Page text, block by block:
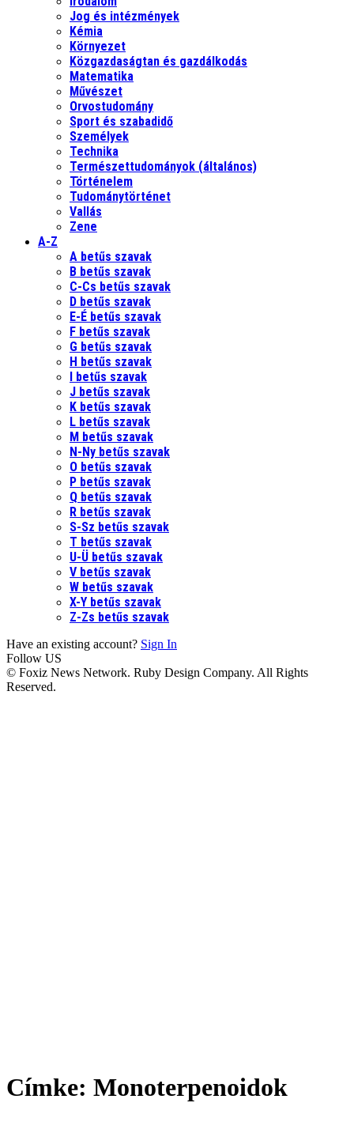
Jog és intézmények
Kémia
Környezet
Közgazdaságtan és gazdálkodás
Matematika
Művészet
Orvostudomány
Sport és szabadidő
Személyek
Technika
Természettudományok (általános)
Történelem
Tudománytörténet
Vallás
Zene
A-Z
A betűs szavak
B betűs szavak
C-Cs betűs szavak
D betűs szavak
E-É betűs szavak
F betűs szavak
G betűs szavak
H betűs szavak
I betűs szavak
J betűs szavak
K betűs szavak
L betűs szavak
M betűs szavak
N-Ny betűs szavak
O betűs szavak
P betűs szavak
Q betűs szavak
R betűs szavak
S-Sz betűs szavak
T betűs szavak
U-Ü betűs szavak
V betűs szavak
W betűs szavak
X-Y betűs szavak
Z-Zs betűs szavak
Have an existing account? Sign In
Follow US
© Foxiz News Network. Ruby Design Company. All Rights
Reserved.
Címke: Monoterpenoidok